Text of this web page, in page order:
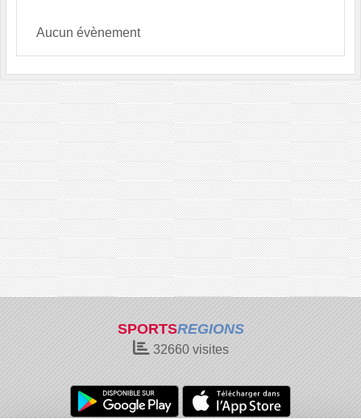
Aucun évènement
SPORTSREGIONS
32660visites